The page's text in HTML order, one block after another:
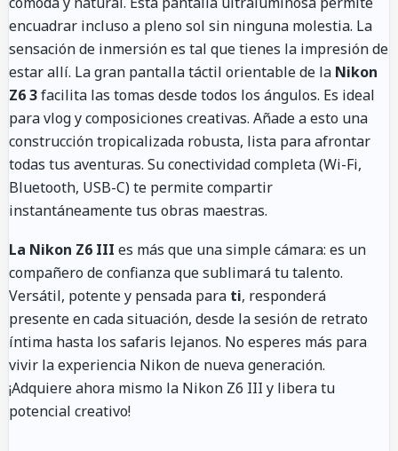
encuadrar incluso a pleno sol sin ninguna molestia. La
sensación de inmersión es tal que tienes la impresión de
estar allí. La gran pantalla táctil orientable de la Nikon
Z6 3facilita las tomas desde todos los ángulos. Es ideal
para vlog y composiciones creativas. Añade a esto una
construcción tropicalizada robusta, lista para afrontar
todas tus aventuras. Su conectividad completa (Wi-Fi,
Bluetooth, USB-C) te permite compartir
instantáneamente tus obras maestras.
La Nikon Z6 III es más que una simple cámara: es un
compañero de confianza que sublimará tu talento.
Versátil, potente y pensada para ti, responderá
presente en cada situación, desde la sesión de retrato
íntima hasta los safaris lejanos. No esperes más para
vivir la experiencia Nikon de nueva generación.
¡Adquiere ahora mismo la Nikon Z6 III y libera tu
potencial creativo!